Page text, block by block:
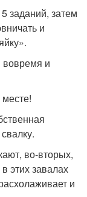
заданий, затем
и
вовремя и
во-вторых,
этих завалах
и